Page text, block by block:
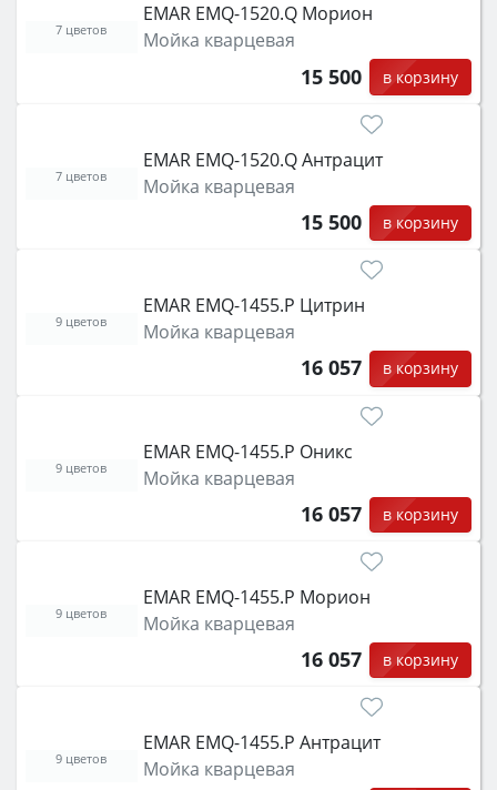
EMAR EMQ-1520.Q Морион
Мойка кварцевая
15 500 в корзину
7 цветов
EMAR EMQ-1520.Q Антрацит
Мойка кварцевая
15 500 в корзину
7 цветов
EMAR EMQ-1455.P Цитрин
Мойка кварцевая
16 057 в корзину
9 цветов
EMAR EMQ-1455.P Оникс
Мойка кварцевая
16 057 в корзину
9 цветов
EMAR EMQ-1455.P Морион
Мойка кварцевая
16 057 в корзину
9 цветов
EMAR EMQ-1455.P Антрацит
Мойка кварцевая
9 цветов